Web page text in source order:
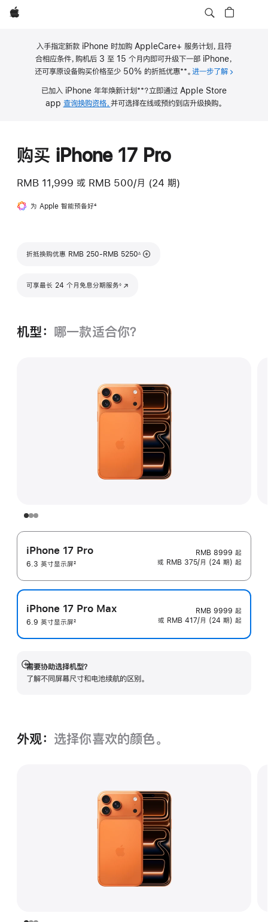
Apple
入手指定新款 iPhone 时加购 AppleCare+ 服务计划，且符
合相应条件，购机后 3 至 15 个月内即可升级下一部 iPhone，
还可享原设备购买价格至少 50% 的折抵优惠
注
**。 进一步了解关于
已加入 iPhone 年年焕新计划 **？立即通过 Apple Store
app 查询换购资格， 并可选择在线或预约到店升级换购。
购买 iPhone 17 Pro
RMB 11,999 或 RMB 500/月 (24 期)
为 Apple 智能预备好脚
4
折抵换购优惠 RMB 250-RMB 5250
脚注
∆
可享最长 24 个月免息分期服务◊
(在新窗口中打开)
机型： 哪一款适合你？
iPhone 17 Pro
6.3 英寸显示屏
注
2
RMB 8999 起
或 RMB 375/月 (24 期) 起
iPhone 17 Pro Max
6.9 英寸显示屏
注
2
RMB 9999 起
或 RMB 417/月 (24 期) 起
需要协助选择机型？
了解不同屏幕尺寸和电池续航的区‍别。
展
开
外观： 选择你喜欢的颜色。